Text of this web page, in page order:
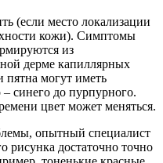
(если место локализации
кожи). Симптомы
из
дерме капиллярных
пятна могут иметь
синего до пурпурного.
цвет может меняться.
опытный специалист
рисунка достаточно точно